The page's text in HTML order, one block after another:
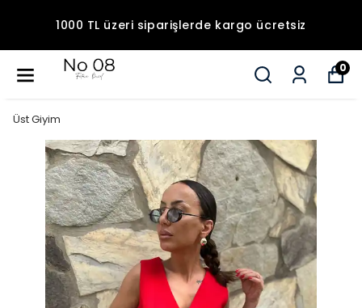
1000 TL üzeri siparişlerde kargo ücretsiz
0
Üst Giyim